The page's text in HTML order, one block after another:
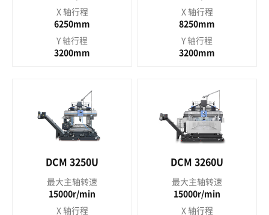
X 轴行程
6250mm
Y 轴行程
3200mm
X 轴行程
8250mm
Y 轴行程
3200mm
DCM 3250U
最大主轴转速
15000r/min
X 轴行程
DCM 3260U
最大主轴转速
15000r/min
X 轴行程